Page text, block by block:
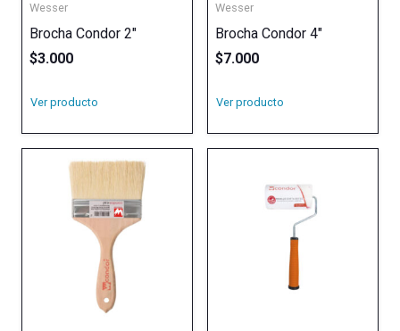
Wesser
Brocha Condor 2″
$3.000
Ver producto
Wesser
Brocha Condor 4″
$7.000
Ver producto